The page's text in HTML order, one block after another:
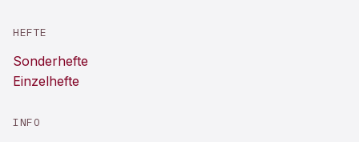
HEFTE
Sonderhefte
Einzelhefte
INFO